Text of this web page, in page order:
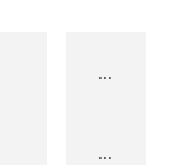
...
...